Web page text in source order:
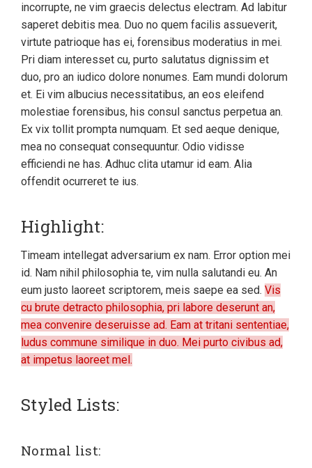
incorrupte, ne vim graecis delectus electram. Ad labitur
saperet debitis mea. Duo no quem facilis assueverit,
virtute patrioque has ei, forensibus moderatius in mei.
Pri diam interesset cu, purto salutatus dignissim et
duo, pro an iudico dolore nonumes. Eam mundi dolorum
et. Ei vim albucius necessitatibus, an eos eleifend
molestiae forensibus, his consul sanctus perpetua an.
Ex vix tollit prompta numquam. Et sed aeque denique,
mea no consequat consequuntur. Odio vidisse
efficiendi ne has. Adhuc clita utamur id eam. Alia
offendit ocurreret te ius.
Highlight:
Timeam intellegat adversarium ex nam. Error option mei
id. Nam nihil philosophia te, vim nulla salutandi eu. An
eum justo laoreet scriptorem, meis saepe ea sed. Vis
cu brute detracto philosophia, pri labore deserunt an,
mea convenire deseruisse ad. Eam at tritani sententiae,
ludus commune similique in duo. Mei purto civibus ad,
at impetus laoreet mel.
Styled Lists:
Normal list: